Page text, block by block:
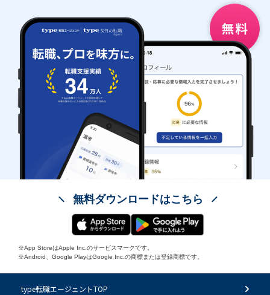
無料ダウンロードはこちら
※App StoreはApple Inc.のサービスマークです。
※Android、Google PlayはGoogle Inc.の商標または登録商標です。
type転職エージェントTOP